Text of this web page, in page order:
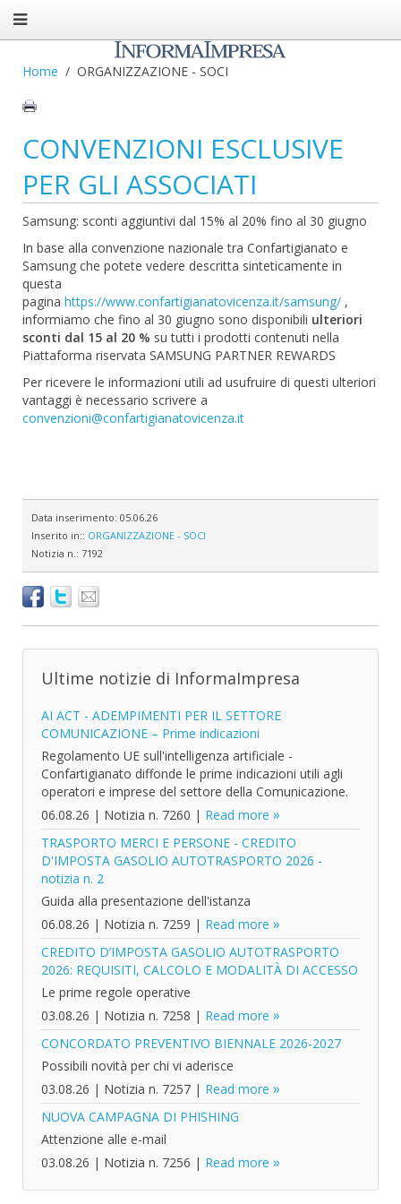
Home ORGANIZZAZIONE - SOCI
CONVENZIONI ESCLUSIVE
PER GLI ASSOCIATI
Samsung: sconti aggiuntivi dal 15% al 20% fino al 30 giugno
In base alla convenzione nazionale tra Confartigianato e
Samsung che potete vedere descritta sinteticamente in
questa
pagina https://www.confartigianatovicenza.it/samsung/ ,
informiamo che fino al 30 giugno sono disponibili ulteriori
sconti dal 15 al 20 % su tutti i prodotti contenuti nella
Piattaforma riservata SAMSUNG PARTNER REWARDS
Per ricevere le informazioni utili ad usufruire di questi ulteriori
vantaggi è necessario scrivere a
convenzioni@confartigianatovicenza.it
Data inserimento: 05.06.26
Inserito in:: ORGANIZZAZIONE - SOCI
Notizia n.: 7192
Ultime notizie di InformaImpresa
AI ACT - ADEMPIMENTI PER IL SETTORE
COMUNICAZIONE – Prime indicazioni
Regolamento UE sull'intelligenza artificiale -
Confartigianato diffonde le prime indicazioni utili agli
operatori e imprese del settore della Comunicazione.
06.08.26 | Notizia n. 7260 | Read more
TRASPORTO MERCI E PERSONE - CREDITO
D'IMPOSTA GASOLIO AUTOTRASPORTO 2026 -
notizia n. 2
Guida alla presentazione dell'istanza
06.08.26 | Notizia n. 7259 | Read more
CREDITO D’IMPOSTA GASOLIO AUTOTRASPORTO
2026: REQUISITI, CALCOLO E MODALITÀ DI ACCESSO
Le prime regole operative
03.08.26 | Notizia n. 7258 | Read more
CONCORDATO PREVENTIVO BIENNALE 2026-2027
Possibili novità per chi vi aderisce
03.08.26 | Notizia n. 7257 | Read more
NUOVA CAMPAGNA DI PHISHING
Attenzione alle e-mail
03.08.26 | Notizia n. 7256 | Read more